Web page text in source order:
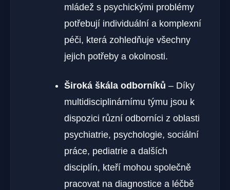
mládež s psychickými problémy
potřebují individuální a komplexní
péči, která zohledňuje všechny
jejich potřeby a okolnosti.
Široká škála odborníků – Díky
multidisciplinárnímu týmu jsou k
dispozici různí odborníci z oblasti
psychiatrie, psychologie, sociální
práce, pediatrie a dalších
disciplín, kteří mohou společně
pracovat na diagnostice a léčbě